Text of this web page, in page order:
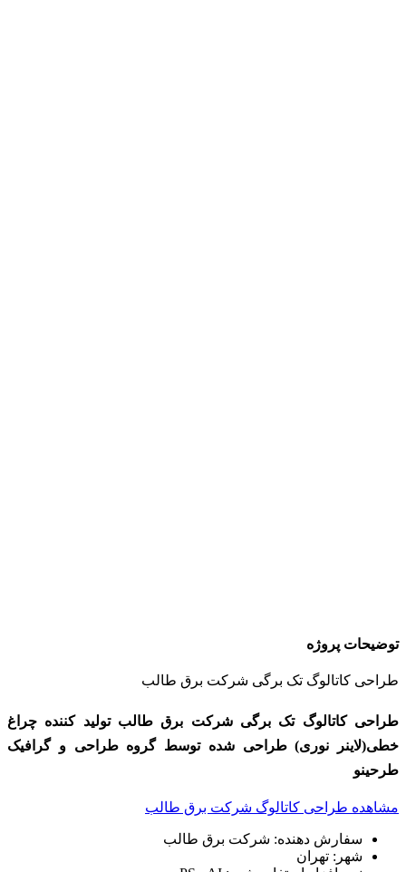
توضیحات پروژه
طراحی کاتالوگ تک برگی شرکت برق طالب
طراحی کاتالوگ تک برگی شرکت برق طالب تولید کننده چراغ
خطی(لاینر نوری) طراحی شده توسط گروه طراحی و گرافیک
طرحینو
مشاهده طراحی کاتالوگ شرکت برق طالب
سفارش دهنده: شرکت برق طالب
شهر: تهران